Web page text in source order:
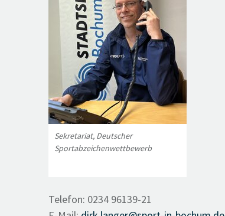
Sekretariat, Deutscher
Sportabzeichenwettbewerb
Telefon: 0234 96139-21